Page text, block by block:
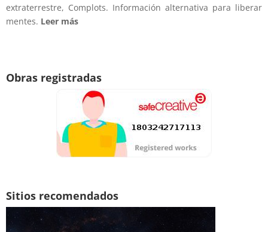
extraterrestre, Complots. Información alternativa para liberar
mentes. Leer más
Obras registradas
Sitios recomendados